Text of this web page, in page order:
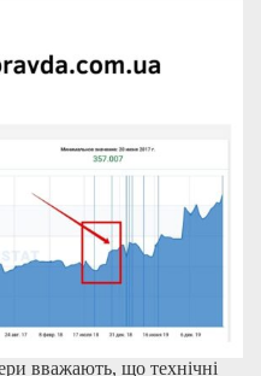
вважають, що технічні